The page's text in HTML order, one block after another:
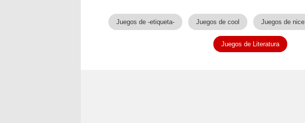
Juegos de -etiqueta- Juegos de cool Juegos de nice
Juegos de Literatura